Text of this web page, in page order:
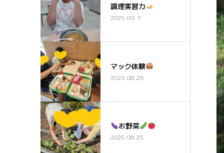
調理実習カ
2025.09.1
マック体験
2025.08.26
お野菜
2025.08.25